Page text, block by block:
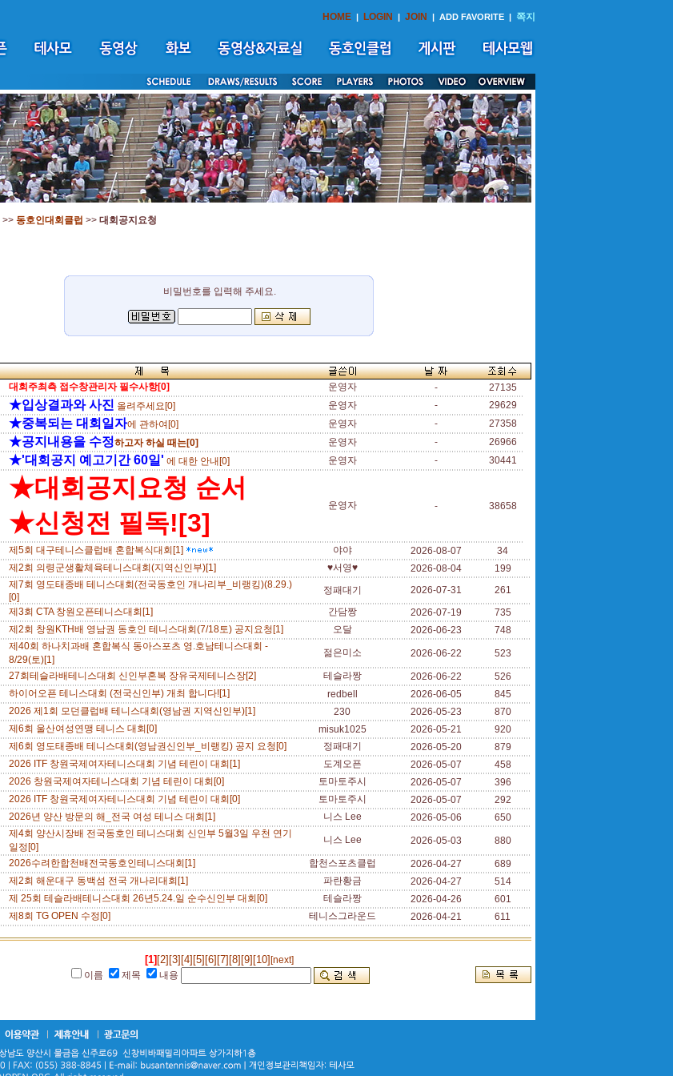
HOME | LOGIN | JOIN | ADD FAVORITE | 쪽지
>> 동호인대회클럽 >> 대회공지요청
비밀번호를 입력해 주세요.
대회주최측 접수창관리자 필수사항[0] 운영자 -
27135
★입상결과와 사진 올려주세요[0] 운영자 -
29629
★중복되는 대회일자에 관하여[0] 운영자 -
27358
★공지내용을 수정하고자 하실 때는[0] 운영자 -
26966
★'대회공지 예고기간 60일' 에 대한 안내[0] 운영자 - 30441
★대회공지요청 순서
★신청전 필독![3]
운영자 - 38658
제5회 대구테니스클럽배 혼합복식대회[1] 야야 2026-08-07
34
제2회 의령군생활체육테니스대회(지역신인부)[1] ♥서영♥ 2026-08-04
199
제7회 영도태종배 테니스대회(전국동호인 개나리부_비랭킹)(8.29.)
[0]
정패대기 2026-07-31
261
제3회 CTA 창원오픈테니스대회[1] 간담짱 2026-07-19
735
제2회 창원KTH배 영남권 동호인 테니스대회(7/18토) 공지요청[1] 오달 2026-06-23 748
제40회 하나치과배 혼합복식 동아스포츠 영.호남테니스대회 -
8/29(토)[1]
젊은미소 2026-06-22 523
27회테슬라배테니스대회 신인부혼복 장유국제테니스장[2] 테슬라짱 2026-06-22
526
하이어오픈 테니스대회 (전국신인부) 개최 합니다![1] redbell 2026-06-05
845
2026 제1회 모던클럽배 테니스대회(영남권 지역신인부)[1] 230 2026-05-23
870
제6회 울산여성연맹 테니스 대회[0] misuk1025 2026-05-21
920
제6회 영도태종배 테니스대회(영남권신인부_비랭킹) 공지 요청[0] 정패대기 2026-05-20
879
2026 ITF 창원국제여자테니스대회 기념 테린이 대회[1] 도계오픈 2026-05-07
458
2026 창원국제여자테니스대회 기념 테린이 대회[0] 토마토주시 2026-05-07
396
2026 ITF 창원국제여자테니스대회 기념 테린이 대회[0] 토마토주시 2026-05-07
292
2026년 양산 방문의 해_전국 여성 테니스 대회[1] 니스 Lee 2026-05-06 650
제4회 양산시장배 전국동호인 테니스대회 신인부 5월3일 우천 연기
일정[0]
니스 Lee 2026-05-03 880
2026수려한합천배전국동호인테니스대회[1] 합천스포츠클럽 2026-04-27
689
제2회 해운대구 동백섬 전국 개나리대회[1] 파란황금 2026-04-27
514
제 25회 테슬라배테니스대회 26년5.24.일 순수신인부 대회[0] 테슬라짱 2026-04-26
601
제8회 TG OPEN 수정[0] 테니스그라운드 2026-04-21 611
[1] [2] [3] [4] [5] [6] [7] [8] [9] [10] [next]
이름
제목 내용